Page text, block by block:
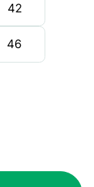
42
46